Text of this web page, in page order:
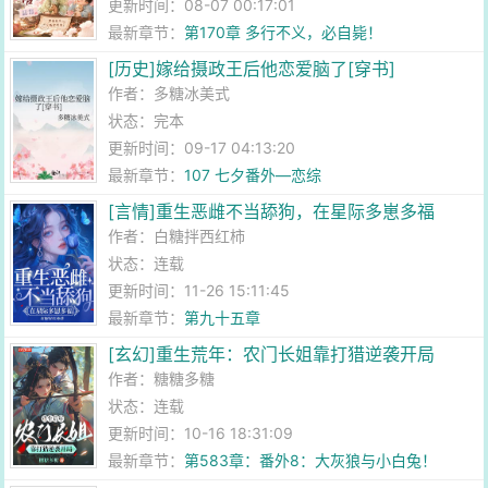
更新时间：08-07 00:17:01
最新章节：第170章 多行不义，必自毙！
[历史]嫁给摄政王后他恋爱脑了[穿书]
作者： 多糖冰美式
状态：完本
更新时间：09-17 04:13:20
最新章节：107 七夕番外—恋综
[言情]重生恶雌不当舔狗，在星际多崽多福
作者： 白糖拌西红柿
状态：连载
更新时间：11-26 15:11:45
最新章节：第九十五章
[玄幻]重生荒年：农门长姐靠打猎逆袭开局
作者：糖糖多糖
状态：连载
更新时间：10-16 18:31:09
最新章节：第583章：番外8：大灰狼与小白兔！